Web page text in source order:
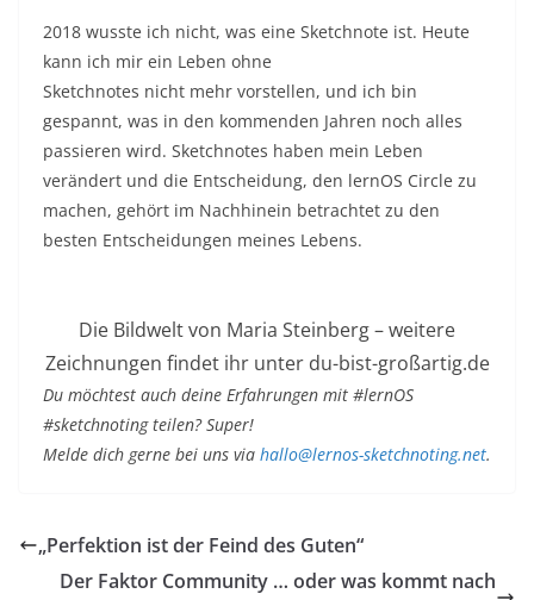
2018 wusste ich nicht, was eine Sketchnote ist. Heute
kann ich mir ein Leben ohne
Sketchnotes nicht mehr vorstellen, und ich bin
gespannt, was in den kommenden Jahren noch alles
passieren wird. Sketchnotes haben mein Leben
verändert und die Entscheidung, den lernOS Circle zu
machen, gehört im Nachhinein betrachtet zu den
besten Entscheidungen meines Lebens.
Die Bildwelt von Maria Steinberg – weitere
Zeichnungen findet ihr unter du-bist-großartig.de
Du möchtest auch deine Erfahrungen mit #lernOS
#sketchnoting teilen? Super!
Melde dich gerne bei uns via hallo@lernos-sketchnoting.net.
„Perfektion ist der Feind des Guten“
Der Faktor Community … oder was kommt nach